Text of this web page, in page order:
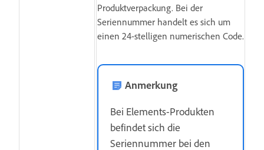
Produktverpackung. Bei der
Seriennummer handelt es sich um
einen 24-stelligen numerischen Code.
Anmerkung
Bei Elements-Produkten
befindet sich die
Seriennummer bei den